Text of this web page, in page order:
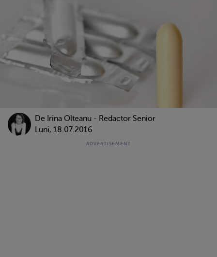
De Irina Olteanu - Redactor Senior
Luni, 18.07.2016